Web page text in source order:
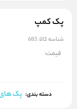
پک کمپ
شناسه کالا:683
قیمت:
دسته بندی: پک